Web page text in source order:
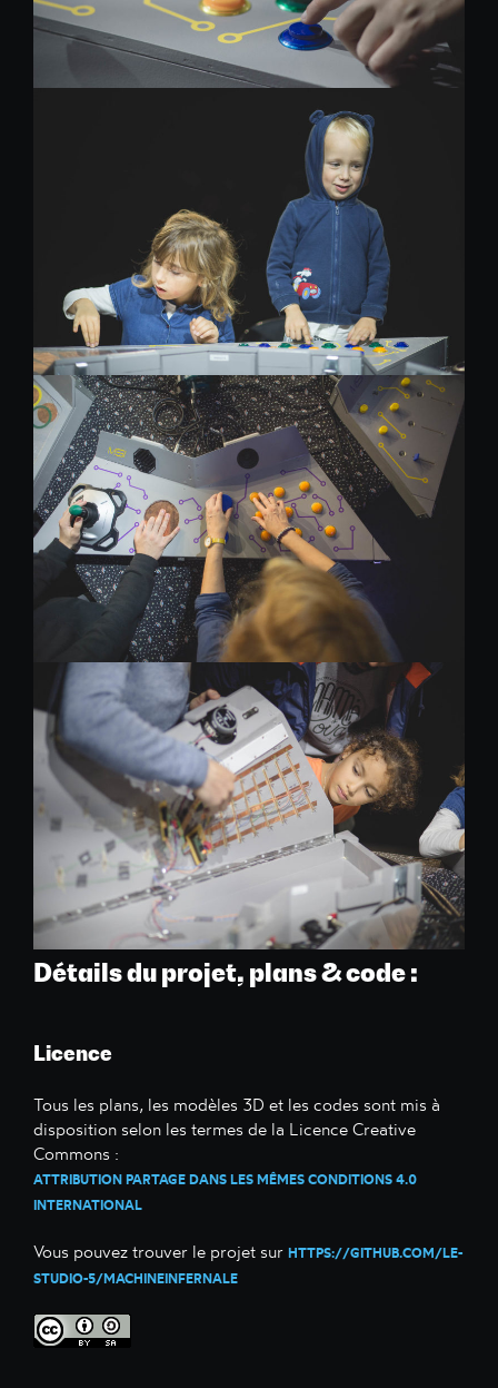
Détails du projet, plans & code :
Licence
Tous les plans, les modèles 3D et les codes sont mis à
disposition selon les termes de la Licence Creative
Commons :
ATTRIBUTION PARTAGE DANS LES MÊMES CONDITIONS 4.0
INTERNATIONAL
Vous pouvez trouver le projet sur HTTPS://GITHUB.COM/LE-
STUDIO-5/MACHINEINFERNALE